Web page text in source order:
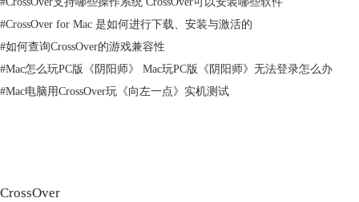
图2 哈迪斯
3.绝区零
游戏，在一个被神秘灾害“空洞”侵袭的世界中，旧文明覆灭，秩序被埋
#CrossOver for Mac 是如何进行下载、安装与激活的
#如何查询CrossOver的游戏兼容性
#Mac怎么玩PC版《阴阳师》 Mac玩PC版《阴阳师》无法登录怎么办
#Mac电脑用CrossOver玩《向左一点》实机测试
CrossOver